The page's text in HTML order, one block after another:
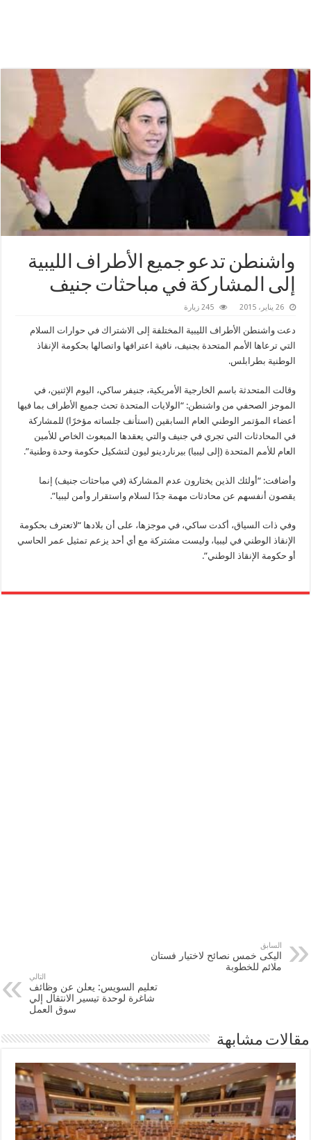
واشنطن‬ تدعو جميع الأطراف الليبية
إلى المشاركة في مباحثات جنيف
26 يناير، 2015 245 زيارة
دعت واشنطن الأطراف الليبية المختلفة إلى الاشتراك في حوارات السلام
التي ترعاها الأمم المتحدة بجنيف، نافية اعترافها واتصالها بحكومة الإنقاذ
الوطنية بطرابلس.
وقالت المتحدثة باسم الخارجية الأمريكية، جنيفر ساكي، اليوم الإثنين، في
الموجز الصحفي من واشنطن: “الولايات المتحدة تحث جميع الأطراف بما فيها
أعضاء المؤتمر الوطني العام السابقين (استأنف جلساته مؤخرًا) للمشاركة
في المحادثات التي تجري في جنيف والتي يعقدها المبعوث الخاص للأمين
العام للأمم المتحدة (إلى ليبيا) بيرناردينو ليون لتشكيل حكومة وحدة وطنية”.
وأضافت: “أولئك الذين يختارون عدم المشاركة (في مباحثات جنيف) إنما
يقصون أنفسهم عن محادثات مهمة جدًا لسلام واستقرار وأمن ليبيا”.
وفي ذات السياق، أكدت ساكي، في موجزها، على أن بلادها “لاتعترف بحكومة
الإنقاذ الوطني في ليبيا، وليست مشتركة مع أي أحد يزعم تمثيل عمر الحاسي
أو حكومة الإنقاذ الوطني”.
السابق
اليكى خمس نصائح لاختيار فستان
ملائم للخطوبة
التالي
تعليم السويس: يعلن عن وظائف
شاغرة لوحدة تيسير الانتقال إلي
سوق العمل
مقالات مشابهة